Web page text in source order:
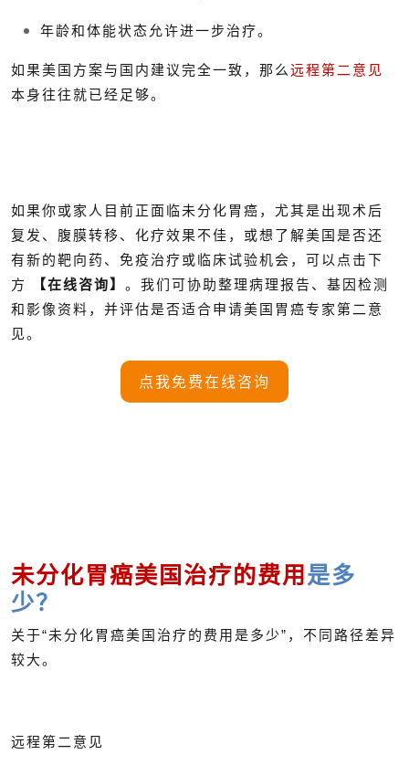
年龄和体能状态允许进一步治疗。
如果美国方案与国内建议完全一致，那么远程第二意见
本身往往就已经足够。
如果你或家人目前正面临未分化胃癌，尤其是出现术后
复发、腹膜转移、化疗效果不佳，或想了解美国是否还
有新的靶向药、免疫治疗或临床试验机会，可以点击下
方
【在线咨询】 。我们可协助整理病理报告、基因检测
和影像资料，并评估是否适合申请美国胃癌专家第二意
见。
点我免费在线咨询
未分化胃癌美国治疗的费用 是多
少？
关于“未分化胃癌美国治疗的费用是多少”，不同路径差异
较大。
远程第二意见